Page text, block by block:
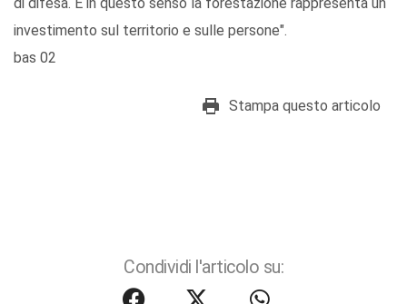
di difesa. E in questo senso la forestazione rappresenta un
investimento sul territorio e sulle persone".
bas 02
Stampa questo articolo
Condividi l'articolo su: